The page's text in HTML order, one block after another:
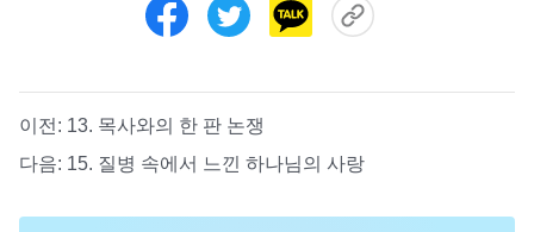
이전: 13. 목사와의 한 판 논쟁
다음: 15. 질병 속에서 느낀 하나님의 사랑